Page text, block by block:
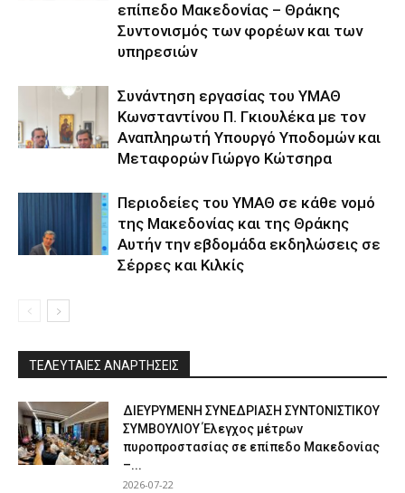
επίπεδο Μακεδονίας – Θράκης
Συντονισμός των φορέων και των
υπηρεσιών
Συνάντηση εργασίας του ΥΜΑΘ
Κωνσταντίνου Π. Γκιουλέκα με τον
Αναπληρωτή Υπουργό Υποδομών και
Μεταφορών Γιώργο Κώτσηρα
Περιοδείες του ΥΜΑΘ σε κάθε νομό
της Μακεδονίας και της Θράκης
Αυτήν την εβδομάδα εκδηλώσεις σε
Σέρρες και Κιλκίς
ΤΕΛΕΥΤΑΙΕΣ ΑΝΑΡΤΗΣΕΙΣ
ΔΙΕΥΡΥΜΕΝΗ ΣΥΝΕΔΡΙΑΣΗ ΣΥΝΤΟΝΙΣΤΙΚΟΥ
ΣΥΜΒΟΥΛΙΟΥ Έλεγχος μέτρων
πυροπροστασίας σε επίπεδο Μακεδονίας
–...
2026-07-22